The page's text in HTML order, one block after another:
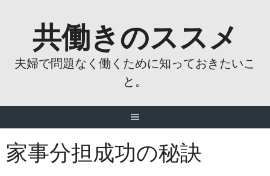
共働きのススメ
夫婦で問題なく働くために知っておきたいこ
と。
家事分担成功の秘訣